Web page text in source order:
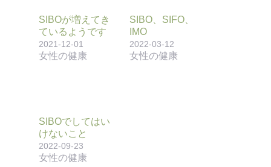
SIBOが増えてき
ているようです
2021-12-01
女性の健康
SIBO、SIFO、
IMO
2022-03-12
女性の健康
SIBOでしてはい
けないこと
2022-09-23
女性の健康